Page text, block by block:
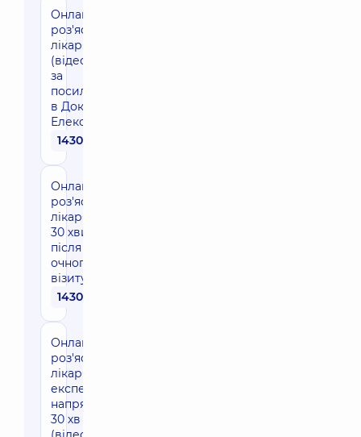
Онлайн-
роз'яснення
лікаря 30 хв
(відеозв'язок
за
посиланням
в Доктор
Елекс)
1430 грн
Онлайн-
роз'яснення
лікаря до
30 хвилин
після
очного
візиту
1430 грн
Онлайн-
роз'яснення
лікаря
експерта
напрямку
30 хв